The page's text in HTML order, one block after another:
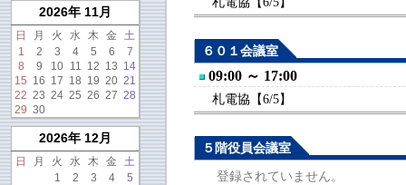
６０１会議室
09:00 ～ 17:00
札電協【6/5】
５階役員会議室
登録されていません。
2026年 11月
日 月 火 水 木 金
土
1
2 3 4 5 6
7
8
9 10 11 12 13 14
15 16 17 18 19 20 21
22 23 24 25 26 27 28
29 30
2026年 12月
日 月 火 水 木 金
土
1
2 3 4
5